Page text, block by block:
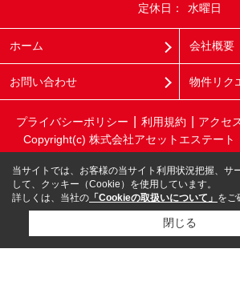
定休日：
水曜日
ホーム 会社概要
お問い合わせ 物件リク
プライバシーポリシー 利用規約 アクセ
Copyright(c) 株式会社アセットエステート
当サイトでは、お客様の当サイト利用状況把握、サ
して、クッキー（Cookie）を使用しています。
詳しくは、当社の 「Cookieの取扱いについて」 をご
閉じる